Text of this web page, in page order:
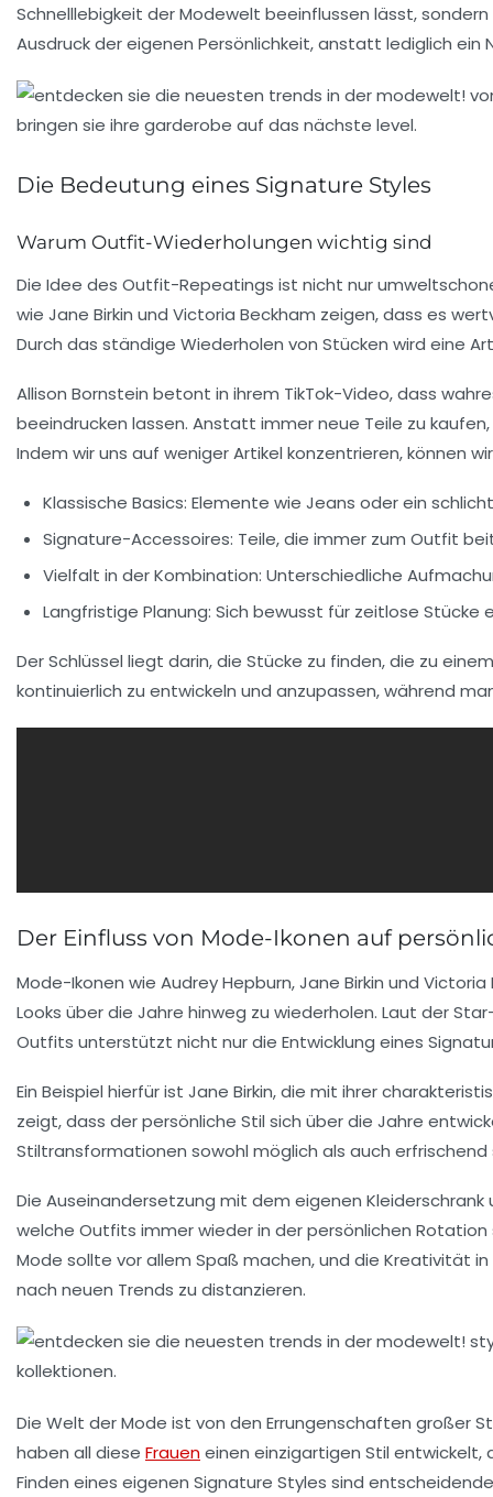
Schnelllebigkeit der Modewelt beeinflussen lässt,
Ausdruck der eigenen Persönlichkeit, anstatt lediglich ein
Die Bedeutung eines Signature Styles
Warum Outfit-Wiederholungen wichtig sind
Die Idee des Outfit-Repeatings ist nicht nur
wie Jane Birkin und Victoria Beckham zeigen, dass es
Durch das ständige Wiederholen von Stücken wird eine
Allison Bornstein betont in ihrem TikTok-Video, dass
beeindrucken lassen. Anstatt immer neue Teile zu
Indem wir uns auf weniger Artikel konzentrieren, können
Klassische Basics: Elemente wie Jeans oder ein
Signature-Accessoires: Teile, die immer zum Outfit
Vielfalt in der Kombination: Unterschiedliche
Langfristige Planung: Sich bewusst für zeitlose Stücke
Der Schlüssel liegt darin, die Stücke zu finden, die zu
kontinuierlich zu entwickeln und anzupassen, während
Der Einfluss von Mode-Ikonen auf
Mode-Ikonen wie Audrey Hepburn,Jane Birkin und Victoria
Looks über die Jahre hinweg zu wiederholen. Laut der
Outfits unterstützt nicht nur die Entwicklung eines
Ein Beispiel hierfür ist Jane Birkin, die mit ihrer
zeigt, dass der persönliche Stil sich über die Jahre
Stiltransformationen sowohl möglich als auch erfrischend
Die Auseinandersetzung mit dem eigenen Kleiderschrank
welche Outfits immer wieder in der persönlichen
Mode sollte vor allem Spaß machen, und die Kreativität
nach neuen Trends zu distanzieren.
Die Welt der Mode ist von den Errungenschaften großer
haben all diese Fraueneinen einzigartigen Stil
Finden eines eigenen Signature Styles sind